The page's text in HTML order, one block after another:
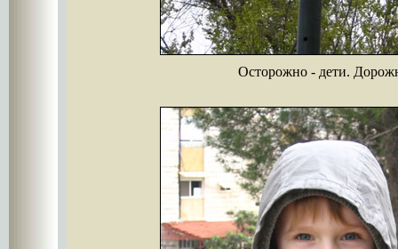
Осторожно - дети.